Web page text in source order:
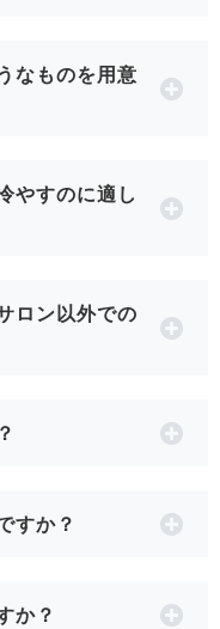
なものを用意
やすのに適し
ロン以外での
すか？
か？